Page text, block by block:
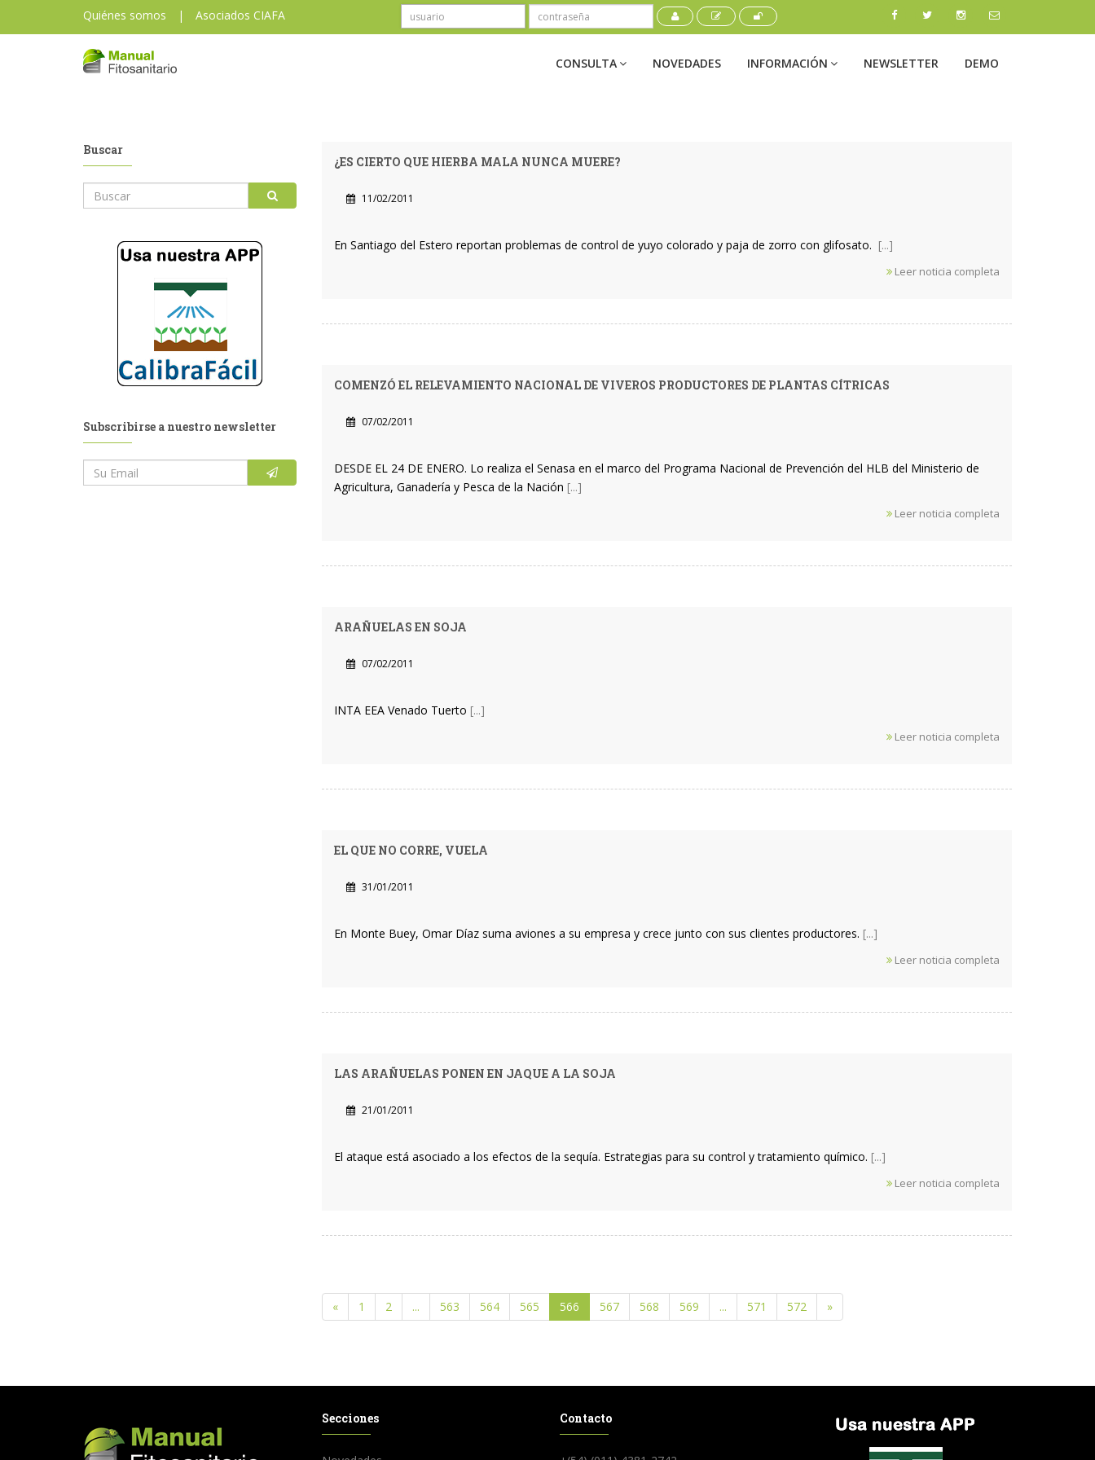
Quiénes somos | Asociados CIAFA
CONSULTA NOVEDADES INFORMACIÓN NEWSLETTER DEMO
¿ES CIERTO QUE HIERBA MALA NUNCA MUERE?
11/02/2011
En Santiago del Estero reportan problemas de control de yuyo colorado y paja de zorro con glifosato. [...]
Leer noticia completa
COMENZÓ EL RELEVAMIENTO NACIONAL DE VIVEROS PRODUCTORES DE PLANTAS CÍTRICAS
07/02/2011
DESDE EL 24 DE ENERO. Lo realiza el Senasa en el marco del Programa Nacional de Prevención del HLB del Ministerio de
Agricultura, Ganadería y Pesca de la Nación [...]
Leer noticia completa
ARAÑUELAS EN SOJA
07/02/2011
INTA EEA Venado Tuerto [...]
Leer noticia completa
EL QUE NO CORRE, VUELA
31/01/2011
En Monte Buey, Omar Díaz suma aviones a su empresa y crece junto con sus clientes productores. [...]
Leer noticia completa
LAS ARAÑUELAS PONEN EN JAQUE A LA SOJA
21/01/2011
El ataque está asociado a los efectos de la sequía. Estrategias para su control y tratamiento químico. [...]
Leer noticia completa
« 1 2 ... 563 564 565 566 567 568 569 ... 571 572 »
Buscar
Subscribirse a nuestro newsletter
Secciones Contacto